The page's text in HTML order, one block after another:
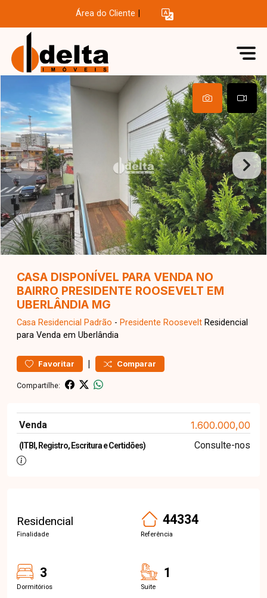
Área do Cliente
CASA DISPONÍVEL PARA VENDA NO
BAIRRO PRESIDENTE ROOSEVELT EM
UBERLÂNDIA MG
Casa Residencial Padrão - Presidente Roosevelt Residencial
para Venda em Uberlândia
Favoritar | Comparar
Compartilhe:
Venda 1.600.000,00
(ITBI, Registro, Escritura e Certidões) Consulte-nos
Residencial
Finalidade
44334
Referência
3
Dormitórios
1
Suite